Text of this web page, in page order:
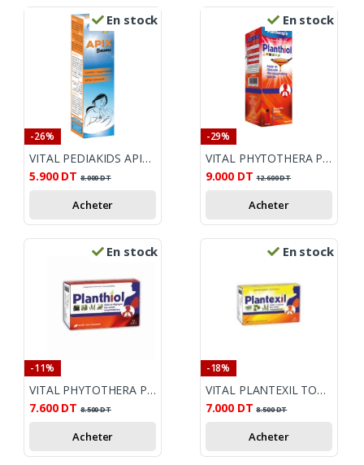
En stock
-26%
VITAL PEDIAKIDS APIX BAUME ENF 45G
5.900 DT 8.000DT
Acheter
En stock
-29%
VITAL PHYTOTHERA PLANTHIOL SIROP TAUX GRASSE 150ML
9.000 DT 12.600DT
Acheter
En stock
-11%
VITAL PHYTOTHERA PLANTHIOL TAUX GRASSE 15 GELULES
7.600 DT 8.500DT
Acheter
En stock
-18%
VITAL PLANTEXIL TOUX SECHE B/15
7.000 DT 8.500DT
Acheter